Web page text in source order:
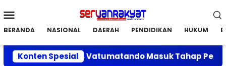
ke
Mobile
BERANDA NASIONAL DAERAH PENDIDIKAN HUKUM
Konten Spesial
Parimo, Vatumatando Masuk Tahap Penilaian